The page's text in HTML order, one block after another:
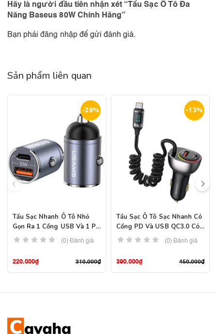
Hãy là người đầu tiên nhận xét “Tẩu Sạc Ô Tô Đa
Năng Baseus 80W Chính Hãng”
Bạn phảiđăng nhậpđể gửi đánh giá.
Sản phẩm liên quan
-29%
Tẩu Sạc Nhanh Ô Tô Nhỏ
Gọn Ra 1 Cổng USB Và 1 PD
Chính Hãng Usams
(0) Đánh giá
310.000₫
220.000₫
-13%
Tẩu Sạc Ô Tô Sạc Nhanh Có
Cổng PD Và USB QC3.0 Có
1 Đầu Dây
(0) Đánh giá
450.000₫
390.000₫